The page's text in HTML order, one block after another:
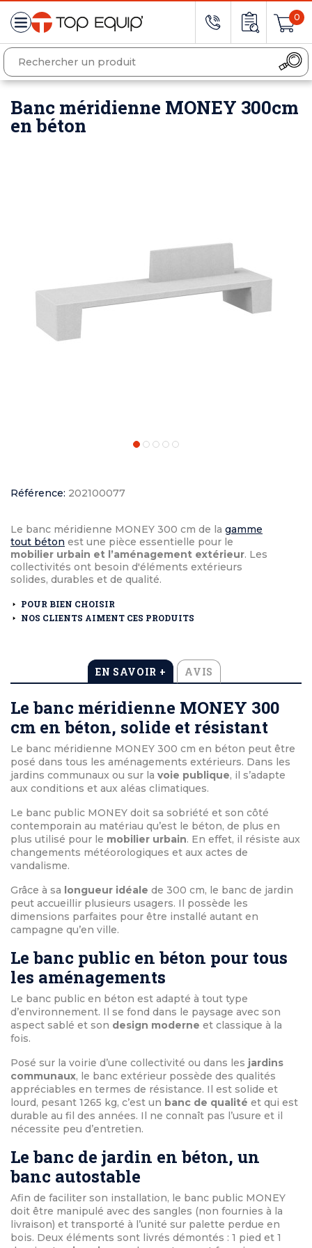
0
Banc méridienne MONEY 300cm
en béton
Référence: 202100077
Le banc méridienne MONEY 300 cm de la gamme
tout béton est une pièce essentielle pour le
mobilier urbain et l’aménagement extérieur. Les
collectivités ont besoin d'éléments extérieurs
solides, durables et de qualité.
POUR BIEN CHOISIR
NOS CLIENTS AIMENT CES PRODUITS
EN SAVOIR + AVIS
Le banc méridienne MONEY 300
cm en béton, solide et résistant
Le banc méridienne MONEY 300 cm en béton peut être
posé dans tous les aménagements extérieurs. Dans les
jardins communaux ou sur la voie publique, il s’adapte
aux conditions et aux aléas climatiques.
Le banc public MONEY doit sa sobriété et son côté
contemporain au matériau qu’est le béton, de plus en
plus utilisé pour le mobilier urbain. En effet, il résiste aux
changements météorologiques et aux actes de
vandalisme.
Grâce à sa longueur idéale de 300 cm, le banc de jardin
peut accueillir plusieurs usagers. Il possède les
dimensions parfaites pour être installé autant en
campagne qu’en ville.
Le banc public en béton pour tous
les aménagements
Le banc public en béton est adapté à tout type
d’environnement. Il se fond dans le paysage avec son
aspect sablé et son design moderne et classique à la
fois.
Posé sur la voirie d’une collectivité ou dans les jardins
communaux, le banc extérieur possède des qualités
appréciables en termes de résistance. Il est solide et
lourd, pesant 1265 kg, c’est un banc de qualité et qui est
durable au fil des années. Il ne connaît pas l’usure et il
nécessite peu d’entretien.
Le banc de jardin en béton, un
banc autostable
Afin de faciliter son installation, le banc public MONEY
doit être manipulé avec des sangles (non fournies à la
livraison) et transporté à l’unité sur palette perdue en
bois. Deux éléments sont livrés démontés : 1 pied et 1